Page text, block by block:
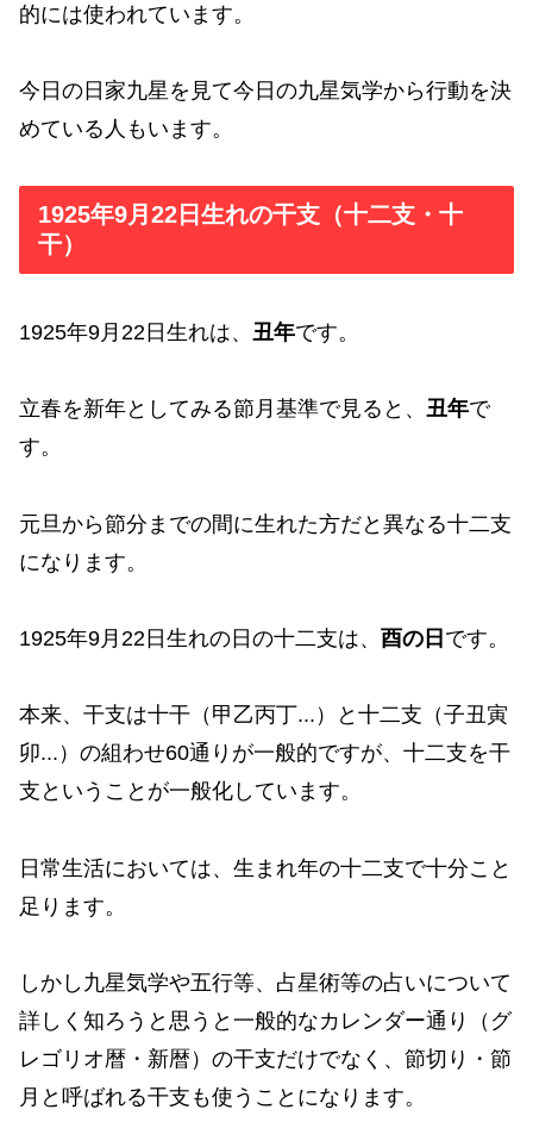
的には使われています。
今日の日家九星を見て今日の九星気学から行動を決
めている人もいます。
1925年9月22日生れの干支（十二支・十
干）
1925年9月22日生れは、 丑年です。
立春を新年としてみる節月基準で見ると、 丑年で
す。
元旦から節分までの間に生れた方だと異なる十二支
になります。
1925年9月22日生れの日の十二支は、 酉の日 です。
本来、干支は十干（甲乙丙丁...）と十二支（子丑寅
卯...）の組わせ60通りが一般的ですが、十二支を干
支ということが一般化しています。
日常生活においては、生まれ年の十二支で十分こと
足ります。
しかし九星気学や五行等、占星術等の占いについて
詳しく知ろうと思うと一般的なカレンダー通り（グ
レゴリオ暦・新暦）の干支だけでなく、節切り・節
月と呼ばれる干支も使うことになります。